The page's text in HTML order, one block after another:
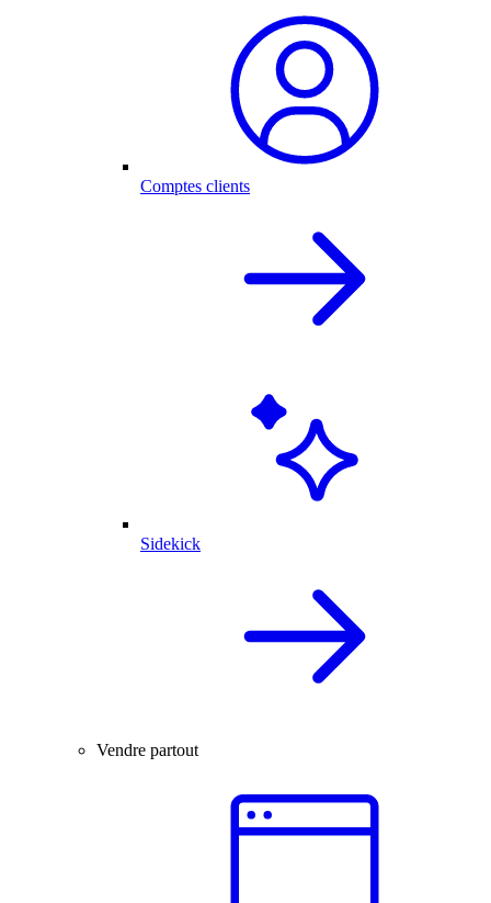
Comptes clients
Sidekick
Vendre partout